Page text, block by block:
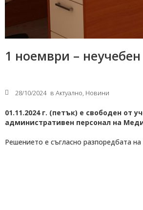
1 ноември –
28/10/2024 в Актуално Новини
01.11.2024 г. (петък) е свободен от
административен персонал на
Решението е съгласно разпоредбата